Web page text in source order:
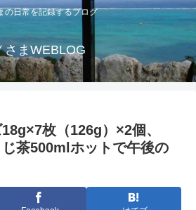
の日常を記録するブログ
さまWEBLOG
枚（126g）×2個、
茶500mlホットで午後の